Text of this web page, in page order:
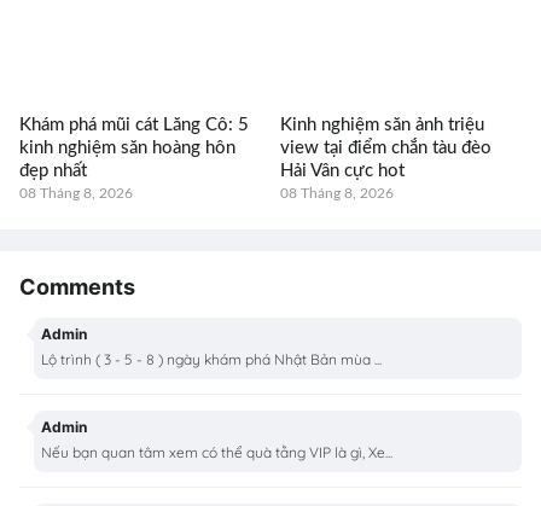
Khám phá mũi cát Lăng Cô: 5
kinh nghiệm săn hoàng hôn
đẹp nhất
08 Tháng 8, 2026
Kinh nghiệm săn ảnh triệu
view tại điểm chắn tàu đèo
Hải Vân cực hot
08 Tháng 8, 2026
Comments
Admin
Lộ trình ( 3 - 5 - 8 ) ngày khám phá Nhật Bản mùa ...
Admin
Nếu bạn quan tâm xem có thể quà tằng VIP là gì, Xe...